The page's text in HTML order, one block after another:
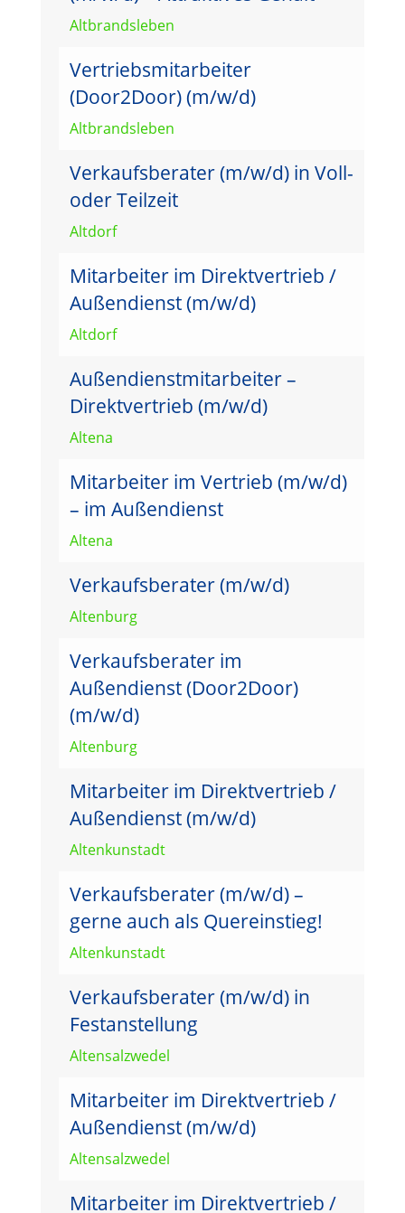
Altbrandsleben
Vertriebsmitarbeiter
(Door2Door) (m/w/d)
Altbrandsleben
Verkaufsberater (m/w/d) in Voll-
oder Teilzeit
Altdorf
Mitarbeiter im Direktvertrieb /
Außendienst (m/w/d)
Altdorf
Außendienstmitarbeiter –
Direktvertrieb (m/w/d)
Altena
Mitarbeiter im Vertrieb (m/w/d)
– im Außendienst
Altena
Verkaufsberater (m/w/d)
Altenburg
Verkaufsberater im
Außendienst (Door2Door)
(m/w/d)
Altenburg
Mitarbeiter im Direktvertrieb /
Außendienst (m/w/d)
Altenkunstadt
Verkaufsberater (m/w/d) –
gerne auch als Quereinstieg!
Altenkunstadt
Verkaufsberater (m/w/d) in
Festanstellung
Altensalzwedel
Mitarbeiter im Direktvertrieb /
Außendienst (m/w/d)
Altensalzwedel
Mitarbeiter im Direktvertrieb /